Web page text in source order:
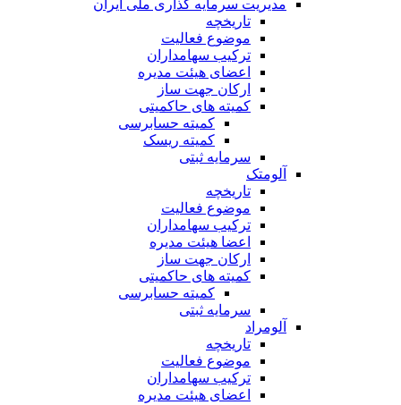
مدیریت سرمایه گذاری ملی ایران
تاریخچه
موضوع فعالیت
ترکیب سهامداران
اعضای هیئت مدیره
ارکان جهت ساز
کمیته های حاکمیتی
کمیته حسابرسی
کمیته ریسک
سرمایه ثبتی
آلومتک
تاریخچه
موضوع فعالیت
ترکیب سهامداران
اعضا هیئت مدیره
ارکان جهت ساز
کمیته های حاکمیتی
کمیته حسابرسی
سرمایه ثبتی
آلومراد
تاریخچه
موضوع فعالیت
ترکیب سهامداران
اعضای هیئت مدیره